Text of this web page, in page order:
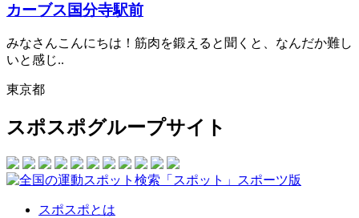
カーブス国分寺駅前
みなさんこんにちは！筋肉を鍛えると聞くと、なんだか難し
いと感じ..
東京都
スポスポグループサイト
スポスポとは